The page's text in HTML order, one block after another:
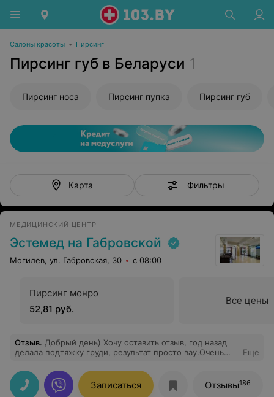
Салоны красоты • Пирсинг
Пирсинг губ в Беларуси 1
Пирсинг носа Пирсинг пупка Пирсинг губ
Карта Фильтры
МЕДИЦИНСКИЙ ЦЕНТР
Эстемед на Габровской
Могилев, ул. Габровская, 30 с 08:00
Пирсинг монро
52,81 руб.
Все цены
Отзыв. Добрый день) Хочу оставить отзыв, год назад
делала подтяжку груди, результат просто вау.Очень
Рудольфичу.Сама операция и после операционный
период,так же прошли замечательно. Ещё раз
огромное спасибо
Еще
Записаться Отзывы186